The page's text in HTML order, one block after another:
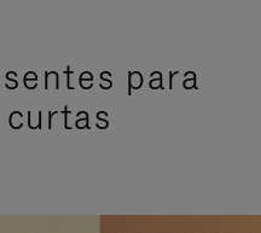
para